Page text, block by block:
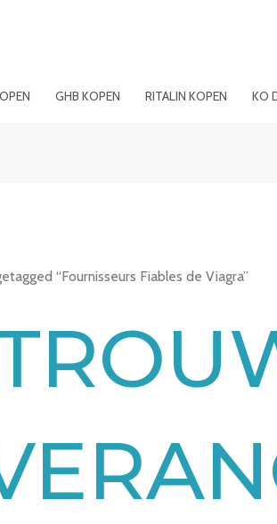
GHB KOPEN RITALIN KOPEN KO
“Fournisseurs Fiables de Viagra”